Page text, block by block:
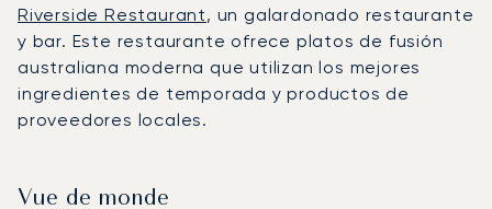
Riverside Restaurant, un galardonado restaurante
y bar. Este restaurante ofrece platos de fusión
australiana moderna que utilizan los mejores
ingredientes de temporada y productos de
proveedores locales.
Vue de monde